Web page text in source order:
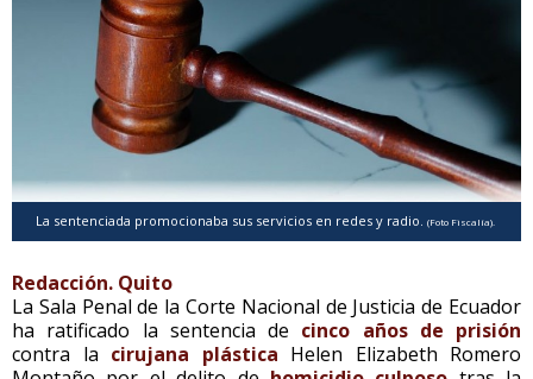
La sentenciada promocionaba sus servicios en redes y radio. (Foto Fiscalía).
Redacción. Quito
La Sala Penal de la Corte Nacional de Justicia de Ecuador
ha ratificado la sentencia de cinco años de prisión
contra la cirujana plástica Helen Elizabeth Romero